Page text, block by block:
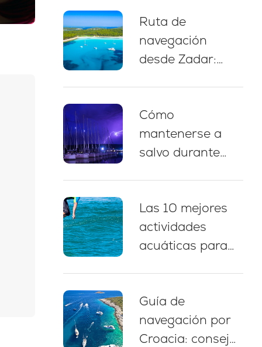
Ruta de
navegación
desde Zadar:
náutico, paradas
para nadar y
consejos de
Cómo
mantenerse a
salvo durante
mientras navega
en Croacia: 5
prácticas
Las 10 mejores
actividades
acuáticas para
yate en Croacia
Guía de
navegación por
Croacia: consejos